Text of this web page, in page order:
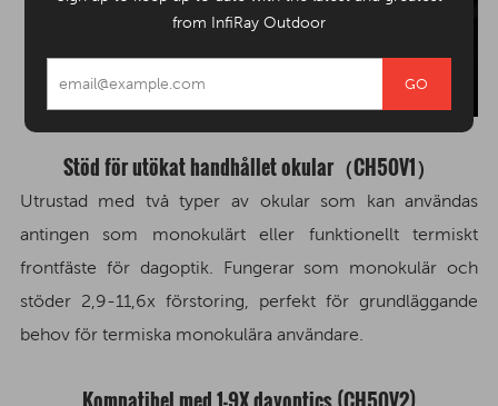
Stöd för utökat handhållet okular（CH50V1）
Utrustad med två typer av okular som kan användas
antingen som monokulärt eller funktionellt termiskt
frontfäste för dagoptik. Fungerar som monokulär och
stöder 2,9-11,6x förstoring, perfekt för grundläggande
behov för termiska monokulära användare.
Kompatibel med 1-9X dayoptics (CH50V2)
from InfiRay Outdoor